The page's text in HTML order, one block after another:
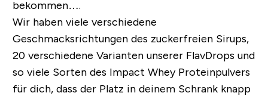
bekommen….
Wir haben viele verschiedene
Geschmacksrichtungen des zuckerfreien Sirups,
20 verschiedene Varianten unserer FlavDrops und
so viele Sorten des Impact Whey Proteinpulvers
für dich, dass der Platz in deinem Schrank knapp